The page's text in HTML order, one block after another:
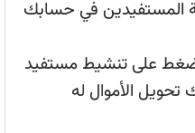
المستفيدين في حسابك
على تنشيط مستفيد
الأموال له